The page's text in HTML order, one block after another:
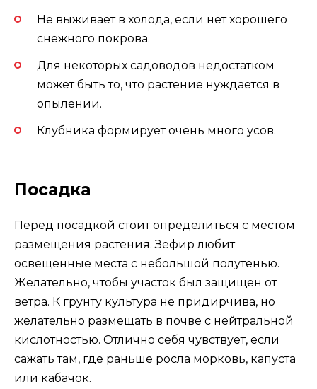
Не выживает в холода, если нет хорошего
снежного покрова.
Для некоторых садоводов недостатком
может быть то, что растение нуждается в
опылении.
Клубника формирует очень много усов.
Посадка
Перед посадкой стоит определиться с местом
размещения растения. Зефир любит
освещенные места с небольшой полутенью.
Желательно, чтобы участок был защищен от
ветра. К грунту культура не придирчива, но
желательно размещать в почве с нейтральной
кислотностью. Отлично себя чувствует, если
сажать там, где раньше росла морковь, капуста
или кабачок.